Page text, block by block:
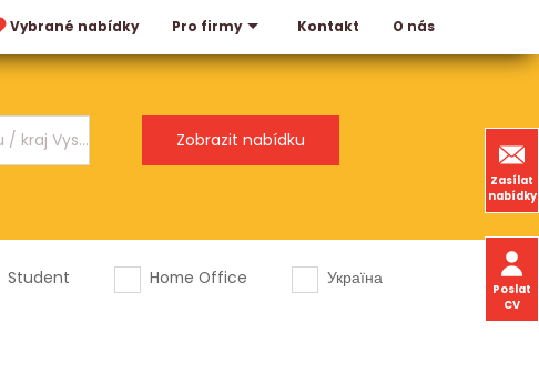
Vybrané nabídky Pro firmy Kontakt O nás
Zasílat
nabídky
Poslat
CV
Student Home Office
Україна